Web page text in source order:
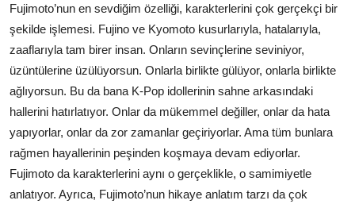
Fujimoto’nun en sevdiğim özelliği, karakterlerini çok gerçekçi bir
şekilde işlemesi. Fujino ve Kyomoto kusurlarıyla, hatalarıyla,
zaaflarıyla tam birer insan. Onların sevinçlerine seviniyor,
üzüntülerine üzülüyorsun. Onlarla birlikte gülüyor, onlarla birlikte
ağlıyorsun. Bu da bana K-Pop idollerinin sahne arkasındaki
hallerini hatırlatıyor. Onlar da mükemmel değiller, onlar da hata
yapıyorlar, onlar da zor zamanlar geçiriyorlar. Ama tüm bunlara
rağmen hayallerinin peşinden koşmaya devam ediyorlar.
Fujimoto da karakterlerini aynı o gerçeklikle, o samimiyetle
anlatıyor. Ayrıca, Fujimoto’nun hikaye anlatım tarzı da çok